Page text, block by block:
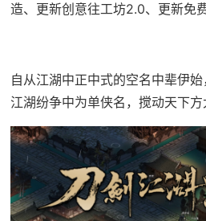
造、更新创意往工坊2.0、更新免
自从江湖中正中式的空名中辈伊
江湖纷争中为单侠名，搅动天下方